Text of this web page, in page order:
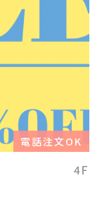
電話注文OK
4F